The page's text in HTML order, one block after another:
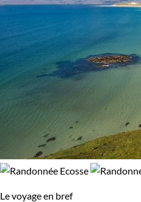
Le voyage en bref